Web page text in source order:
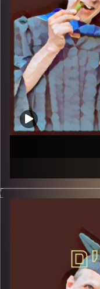
פרופסור בועז בן-